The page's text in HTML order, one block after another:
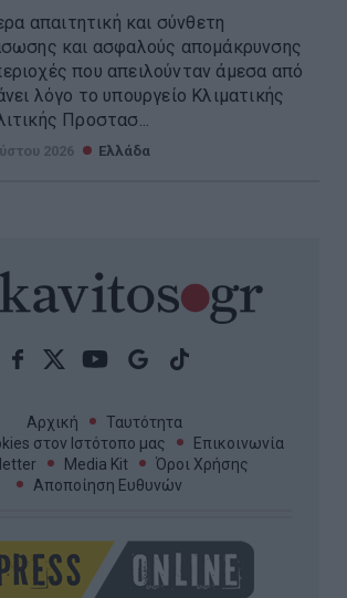
απαιτητική και σύνθετη
και ασφαλούς απομάκρυνσης
που απειλούνταν άμεσα από
λόγο το υπουργείο Κλιματικής
Προστασ...
2026 Ελλάδα
Αρχική
Ταυτότητα
στον Ιστότοπο μας
Επικοινωνία
Media Kit
Όροι Χρήσης
Αποποίηση Ευθυνών